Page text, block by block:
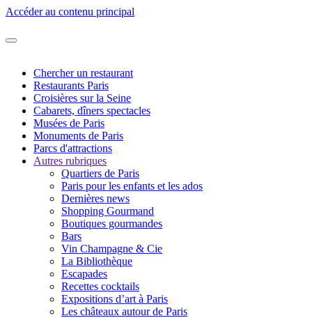
Accéder au contenu principal
Chercher un restaurant
Restaurants Paris
Croisières sur la Seine
Cabarets, dîners spectacles
Musées de Paris
Monuments de Paris
Parcs d'attractions
Autres rubriques
Quartiers de Paris
Paris pour les enfants et les ados
Dernières news
Shopping Gourmand
Boutiques gourmandes
Bars
Vin Champagne & Cie
La Bibliothèque
Escapades
Recettes cocktails
Expositions d’art à Paris
Les châteaux autour de Paris